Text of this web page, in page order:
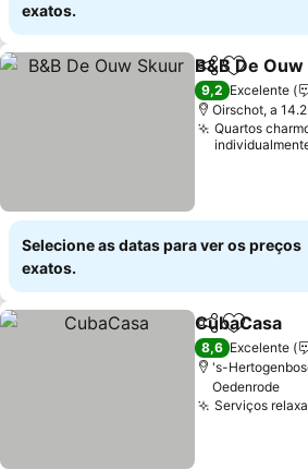
exatos.
Partilhar
B&B De
9,2 Excelente
Oirschot, a
Quartos
Selecione as datas para ver os preços
exatos.
Partilhar
CubaCasa
8,6 Excelente
's-
Oedenrode
Serviços